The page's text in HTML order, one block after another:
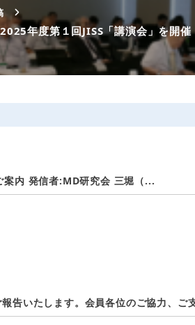
年度第１回JISS「講演会」を開催
内 発信者:MD研究会 三堀（...
告いたします。会員各位のご協力、ご